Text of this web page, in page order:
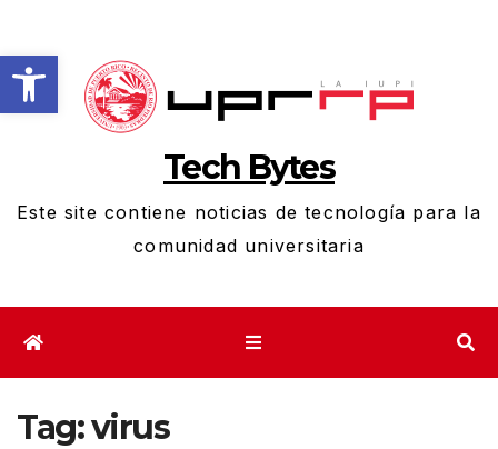
Open toolbar
content
Tech Bytes
Este site contiene noticias de tecnología para la
comunidad universitaria
Tag:virus